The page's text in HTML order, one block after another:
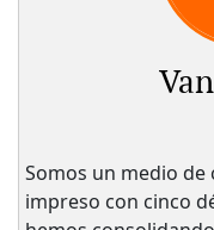
Somos un medio
impreso con cinco